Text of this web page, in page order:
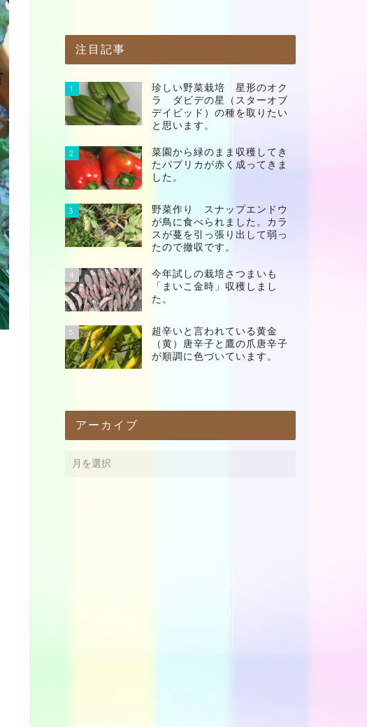
注目記事
1
珍しい野菜栽培 星形のオク
ラ ダビデの星（スターオブ
デイビッド）の種を取りたい
と思います。
2
菜園から緑のまま収穫してき
たパプリカが赤く成ってきま
した。
3
野菜作り スナップエンドウ
が鳥に食べられました。カラ
スが蔓を引っ張り出して弱っ
たので撤収です。
4
今年試しの栽培さつまいも
「まいこ金時」収穫しまし
た。
5
超辛いと言われている黄金
（黄）唐辛子と鷹の爪唐辛子
が順調に色づいています。
アーカイブ